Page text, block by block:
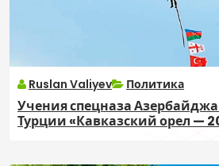
Ruslan Valiyev Политика
Учения спецназа
Турции «Кавказский орел —